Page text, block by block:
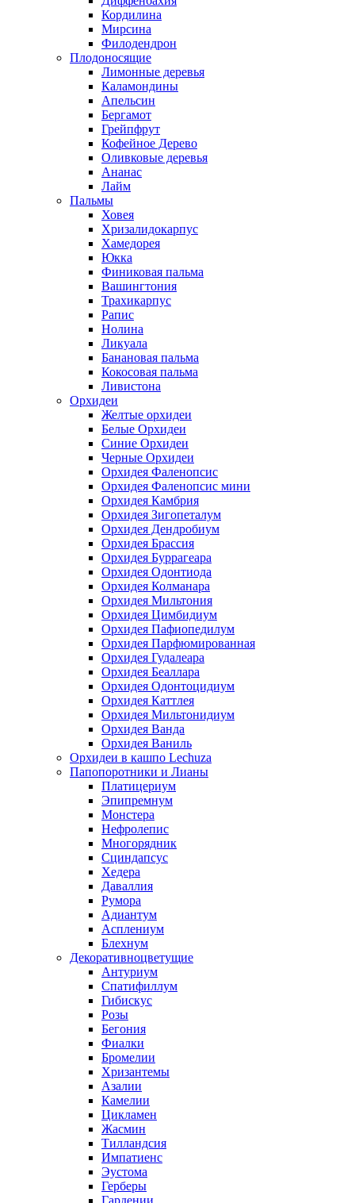
Кордилина
Мирсина
Филодендрон
Плодоносящие
Лимонные деревья
Каламондины
Апельсин
Бергамот
Грейпфрут
Кофейное Дерево
Оливковые деревья
Ананас
Лайм
Пальмы
Ховея
Хризалидокарпус
Хамедорея
Юкка
Финиковая пальма
Вашингтония
Трахикарпус
Рапис
Нолина
Ликуала
Банановая пальма
Кокосовая пальма
Ливистона
Орхидеи
Желтые орхидеи
Белые Орхидеи
Синие Орхидеи
Черные Орхидеи
Орхидея Фаленопсис
Орхидея Фаленопсис мини
Орхидея Камбрия
Орхидея Зигопеталум
Орхидея Дендробиум
Орхидея Брассия
Орхидея Буррагеара
Орхидея Одонтиода
Орхидея Колманара
Орхидея Мильтония
Орхидея Цимбидиум
Орхидея Пафиопедилум
Орхидея Парфюмированная
Орхидея Гудалеара
Орхидея Беаллара
Орхидея Одонтоцидиум
Орхидея Каттлея
Орхидея Мильтонидиум
Орхидея Ванда
Орхидея Ваниль
Орхидеи в кашпо Lechuza
Папопоротники и Лианы
Платицериум
Эпипремнум
Монстера
Нефролепис
Многорядник
Сциндапсус
Хедера
Даваллия
Румора
Адиантум
Асплениум
Блехнум
Декоративноцветущие
Антуриум
Спатифиллум
Гибискус
Розы
Бегония
Фиалки
Бромелии
Хризантемы
Азалии
Камелии
Цикламен
Жасмин
Тилландсия
Импатиенс
Эустома
Герберы